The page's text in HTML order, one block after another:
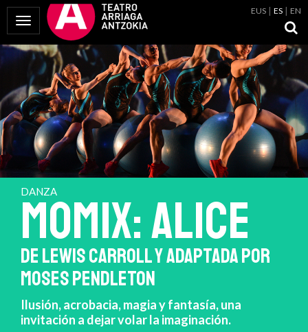
Mostrar Menú
EUS ES EN
DANZA
MOMIX: ALICE
DE LEWIS CARROLL Y ADAPTADA POR
MOSES PENDLETON
Ilusión, acrobacia, magia y fantasía, una
invitación a dejar volar la imaginación.